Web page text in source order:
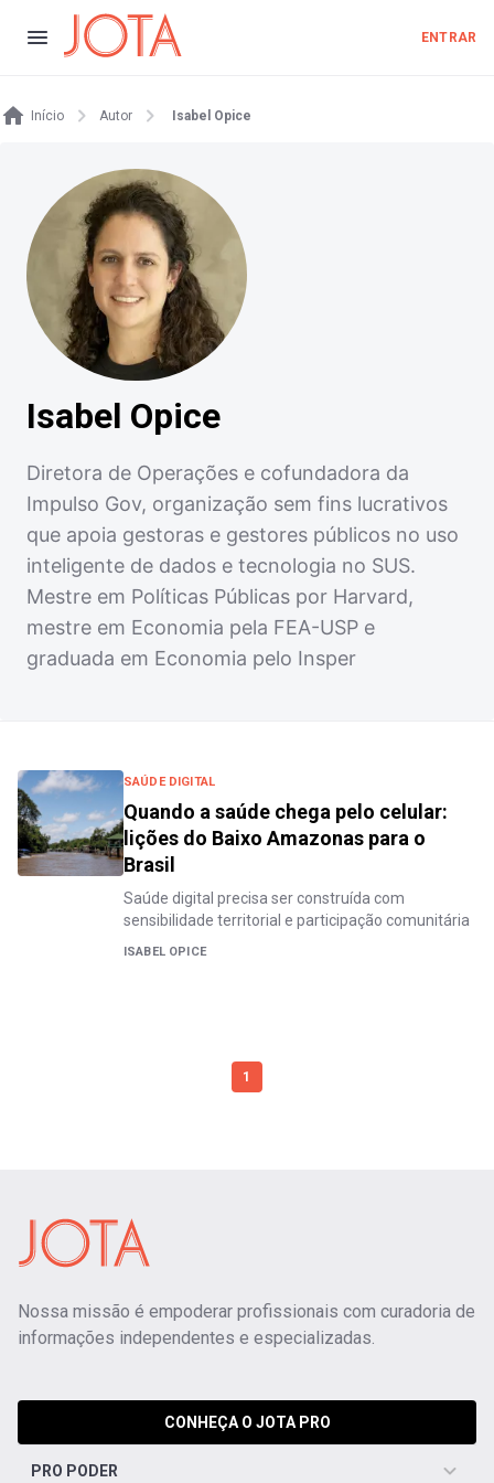
ENTRAR
Início Autor Isabel Opice
Isabel Opice
Diretora de Operações e cofundadora da
Impulso Gov, organização sem fins lucrativos
que apoia gestoras e gestores públicos no uso
inteligente de dados e tecnologia no SUS.
Mestre em Políticas Públicas por Harvard,
mestre em Economia pela FEA-USP e
graduada em Economia pelo Insper
SAÚDE DIGITAL
Quando a saúde chega pelo celular:
lições do Baixo Amazonas para o
Brasil
Saúde digital precisa ser construída com
sensibilidade territorial e participação comunitária
ISABEL OPICE
1
Nossa missão é empoderar profissionais com curadoria de
informações independentes e especializadas.
CONHEÇA O JOTA PRO
PRO PODER